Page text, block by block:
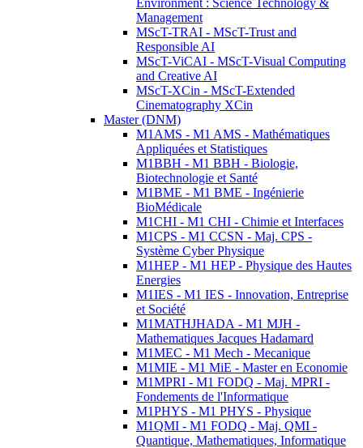
Environment : Science Technology &
Management
MScT-TRAI - MScT-Trust and
Responsible AI
MScT-ViCAI - MScT-Visual Computing
and Creative AI
MScT-XCin - MScT-Extended
Cinematography XCin
Master (DNM)
M1AMS - M1 AMS - Mathématiques
Appliquées et Statistiques
M1BBH - M1 BBH - Biologie,
Biotechnologie et Santé
M1BME - M1 BME - Ingénierie
BioMédicale
M1CHI - M1 CHI - Chimie et Interfaces
M1CPS - M1 CCSN - Maj. CPS -
Système Cyber Physique
M1HEP - M1 HEP - Physique des Hautes
Energies
M1IES - M1 IES - Innovation, Entreprise
et Société
M1MATHJHADA - M1 MJH -
Mathematiques Jacques Hadamard
M1MEC - M1 Mech - Mecanique
M1MIE - M1 MiE - Master en Economie
M1MPRI - M1 FODQ - Maj. MPRI -
Fondements de l'Informatique
M1PHYS - M1 PHYS - Physique
M1QMI - M1 FODQ - Maj. QMI -
Quantique, Mathematiques, Informatique